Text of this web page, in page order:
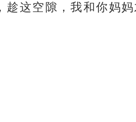
趁这空隙，我和你妈妈